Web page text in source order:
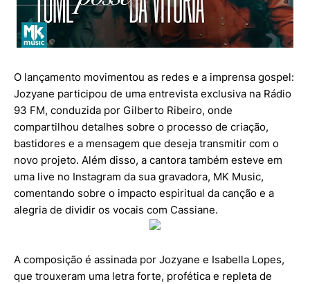
O lançamento movimentou as redes e a imprensa gospel:
Jozyane participou de uma entrevista exclusiva na Rádio
93 FM, conduzida por Gilberto Ribeiro, onde
compartilhou detalhes sobre o processo de criação,
bastidores e a mensagem que deseja transmitir com o
novo projeto. Além disso, a cantora também esteve em
uma live no Instagram da sua gravadora, MK Music,
comentando sobre o impacto espiritual da canção e a
alegria de dividir os vocais com Cassiane.
A composição é assinada por Jozyane e Isabella Lopes,
que trouxeram uma letra forte, profética e repleta de